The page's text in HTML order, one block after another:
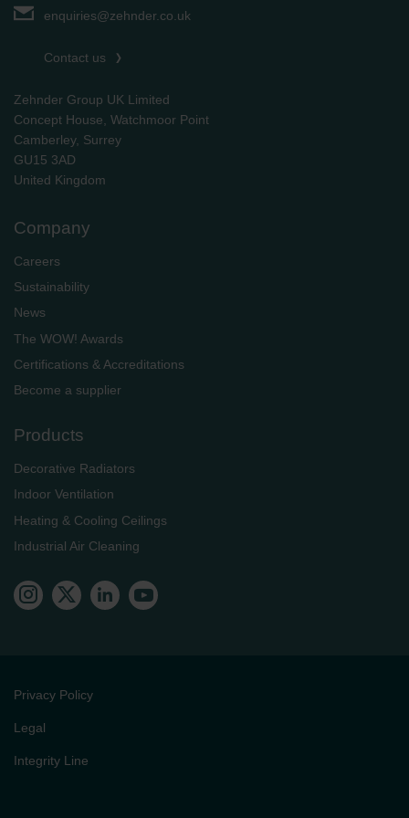
enquiries@zehnder.co.uk
Contact us
Zehnder Group UK Limited
Concept House, Watchmoor Point
Camberley, Surrey
GU15 3AD
​​​​​​​United Kingdom
Company
Careers
Sustainability
News
The WOW! Awards
Certifications & Accreditations
Become a supplier
Products
Decorative Radiators
Indoor Ventilation
Heating & Cooling Ceilings
Industrial Air Cleaning
Privacy Policy
Legal
Integrity Line